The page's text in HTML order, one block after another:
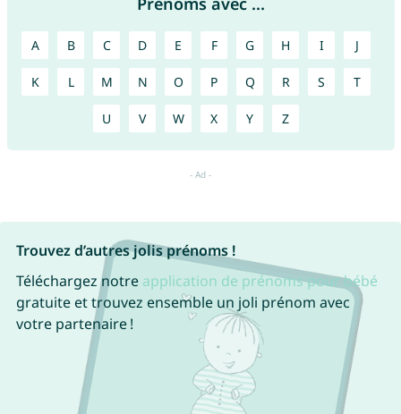
A B C D E F G H I J
K L M N O P Q R S T
U V W X Y Z
Trouvez d’autres jolis prénoms !
Téléchargez notre application de prénoms pour bébé
gratuite et trouvez ensemble un joli prénom avec
votre partenaire !